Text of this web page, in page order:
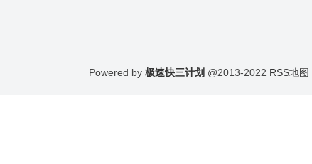
Powered by 极速快三计划 @2013-2022 RSS地图